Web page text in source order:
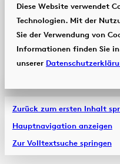
Diese Website verwendet
Technologien. Mit der
Sie der Verwendung von
Informationen finden Sie in
unserer
Zurück zum ersten Inhalt
Hauptnavigation anzeigen
Zur Volltextsuche springen